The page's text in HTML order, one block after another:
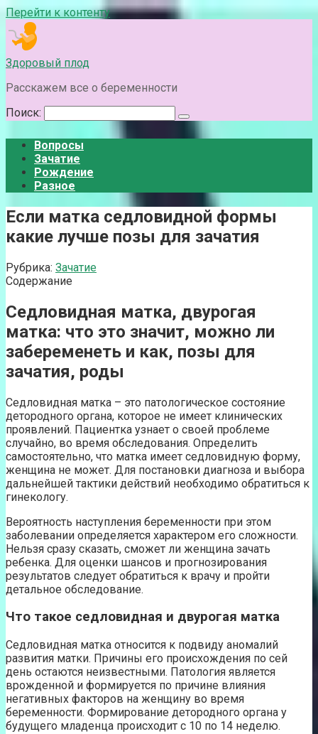
Перейти к контенту
Здоровый плод
Расскажем все о беременности
Поиск:
Вопросы
Зачатие
Рождение
Разное
Если матка седловидной формы
какие лучше позы для зачатия
Рубрика: Зачатие
Содержание
Седловидная матка, двурогая
матка: что это значит, можно ли
забеременеть и как, позы для
зачатия, роды
Седловидная матка – это патологическое состояние
детородного органа, которое не имеет клинических
проявлений. Пациентка узнает о своей проблеме
случайно, во время обследования. Определить
самостоятельно, что матка имеет седловидную форму,
женщина не может. Для постановки диагноза и выбора
дальнейшей тактики действий необходимо обратиться к
гинекологу.
Вероятность наступления беременности при этом
заболевании определяется характером его сложности.
Нельзя сразу сказать, сможет ли женщина зачать
ребенка. Для оценки шансов и прогнозирования
результатов следует обратиться к врачу и пройти
детальное обследование.
Что такое седловидная и двурогая матка
Седловидная матка относится к подвиду аномалий
развития матки. Причины его происхождения по сей
день остаются неизвестными. Патология является
врожденной и формируется по причине влияния
негативных факторов на женщину во время
беременности. Формирование детородного органа у
будущего младенца происходит с 10 по 14 неделю.